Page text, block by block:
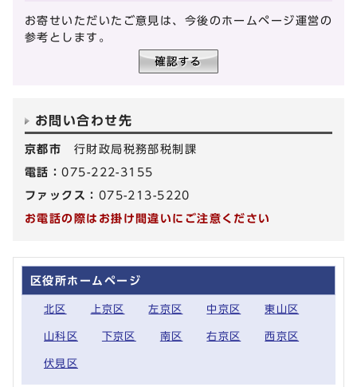
お寄せいただいたご意見は、今後のホームページ運営の
参考とします。
お問い合わせ先
京都市 行財政局税務部税制課
電話：075-222-3155
ファックス： 075-213-5220
お電話の際はお掛け間違いにご注意ください
区役所ホームページ
北区 上京区 左京区 中京区 東山区
山科区 下京区 南区 右京区 西京区
伏見区